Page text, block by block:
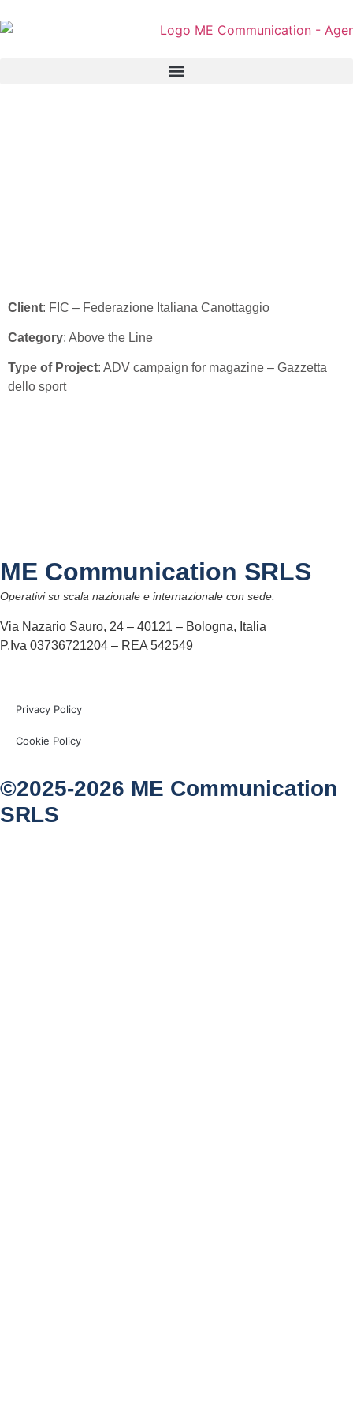
Client: FIC – Federazione Italiana Canottaggio
Category: Above the Line
Type of Project: ADV campaign for magazine – Gazzetta
dello sport
ME Communication SRLS
Operativi su scala nazionale e internazionale con sede:
Via Nazario Sauro, 24 – 40121 – Bologna, Italia
P.Iva 03736721204 – REA 542549
Privacy Policy
Cookie Policy
©2025-2026 ME Communication
SRLS